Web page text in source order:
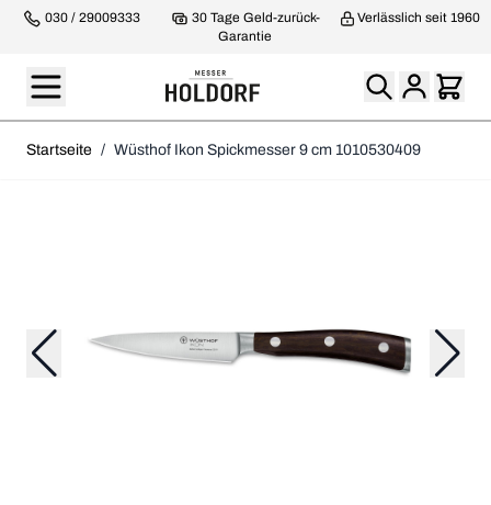
030 / 29009333
30 Tage Geld-zurück-
Garantie
Verlässlich seit 1960
Startseite / Wüsthof Ikon Spickmesser 9 cm 1010530409